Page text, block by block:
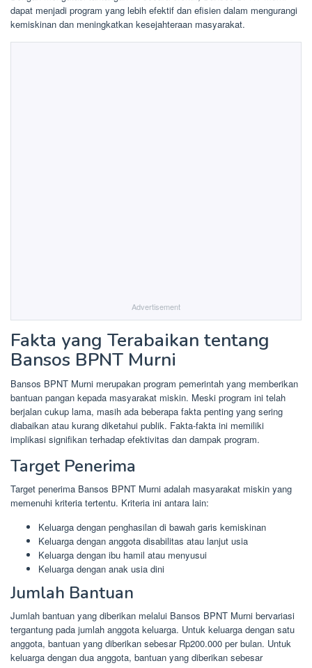
dapat menjadi program yang lebih efektif dan efisien dalam mengurangi
kemiskinan dan meningkatkan kesejahteraan masyarakat.
Advertisement
Fakta yang Terabaikan tentang
Bansos BPNT Murni
Bansos BPNT Murni merupakan program pemerintah yang memberikan
bantuan pangan kepada masyarakat miskin. Meski program ini telah
berjalan cukup lama, masih ada beberapa fakta penting yang sering
diabaikan atau kurang diketahui publik. Fakta-fakta ini memiliki
implikasi signifikan terhadap efektivitas dan dampak program.
Target Penerima
Target penerima Bansos BPNT Murni adalah masyarakat miskin yang
memenuhi kriteria tertentu. Kriteria ini antara lain:
Keluarga dengan penghasilan di bawah garis kemiskinan
Keluarga dengan anggota disabilitas atau lanjut usia
Keluarga dengan ibu hamil atau menyusui
Keluarga dengan anak usia dini
Jumlah Bantuan
Jumlah bantuan yang diberikan melalui Bansos BPNT Murni bervariasi
tergantung pada jumlah anggota keluarga. Untuk keluarga dengan satu
anggota, bantuan yang diberikan sebesar Rp200.000 per bulan. Untuk
keluarga dengan dua anggota, bantuan yang diberikan sebesar